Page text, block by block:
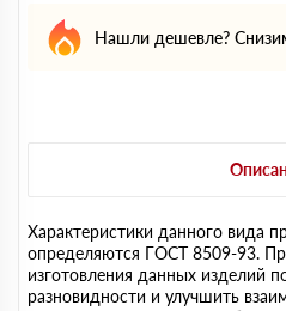
Нашли дешевле?
Характеристики данного вида
определяются ГОСТ 8509-93.
изготовления данных изделий
разновидности и улучшить